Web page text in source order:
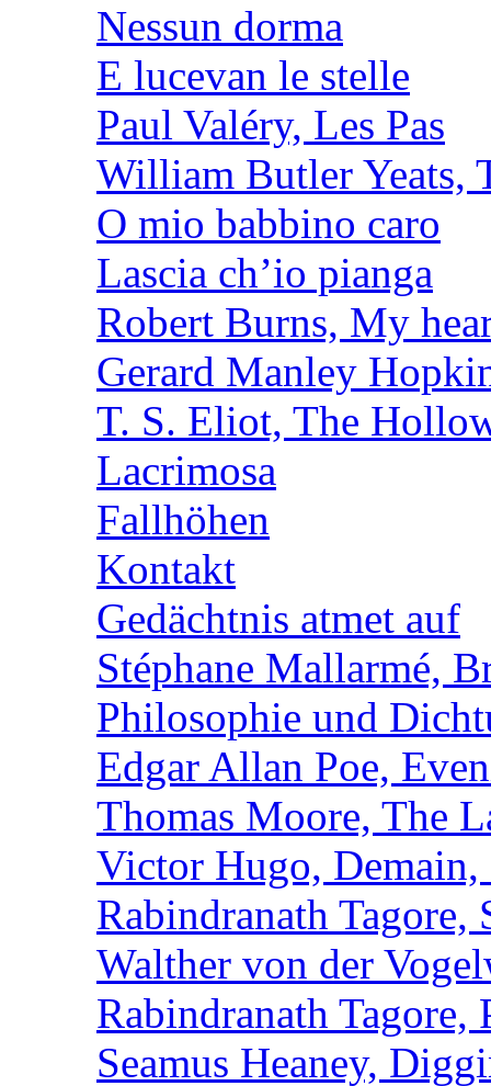
Nessun dorma
E lucevan le stelle
Paul Valéry, Les Pas
William Butler Yeats,
O mio babbino caro
Lascia ch’io pianga
Robert Burns, My
Gerard Manley
T. S. Eliot, The
Lacrimosa
Fallhöhen
Kontakt
Gedächtnis atmet auf
Stéphane Mallarmé,
Philosophie und
Edgar Allan Poe,
Thomas Moore, The
Victor Hugo, Demain,
Rabindranath
Walther von der
Rabindranath Tagore,
Seamus Heaney,